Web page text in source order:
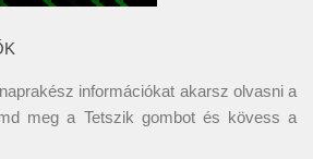
információkat akarsz olvasni a
meg a Tetszik gombot és kövess a